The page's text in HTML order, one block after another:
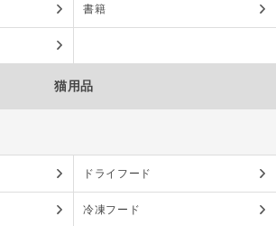
書籍
猫用品
ドライフード
冷凍フード